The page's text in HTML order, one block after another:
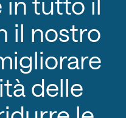
il nostro
delle